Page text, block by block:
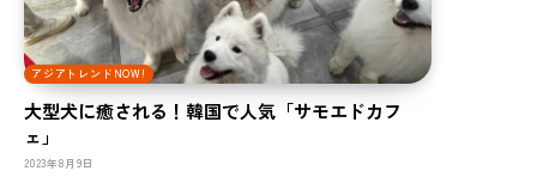
アジアトレンドNOW!
大型犬に癒される！韓国で人気「サモエドカフ
ェ」
2023年8月9日